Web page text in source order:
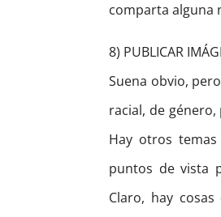
comparta alguna
8) PUBLICAR
Suena obvio,
racial, de
Hay otros
puntos de vista
Claro, hay